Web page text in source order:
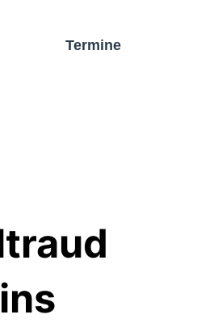
Termine